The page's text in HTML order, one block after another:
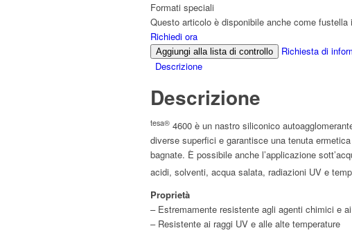
Formati speciali
Questo articolo è disponibile anche come fustella
Richiedi ora
Aggiungi alla lista di controllo
Richiesta di
Descrizione
Descrizione
tesa® 4600 è un nastro siliconico
diverse superfici e garantisce una tenuta
bagnate. È possibile anche l’applicazione
acidi, solventi, acqua salata, radiazioni UV e
Proprietà
– Estremamente resistente agli agenti chimici e
– Resistente ai raggi UV e alle alte temperature